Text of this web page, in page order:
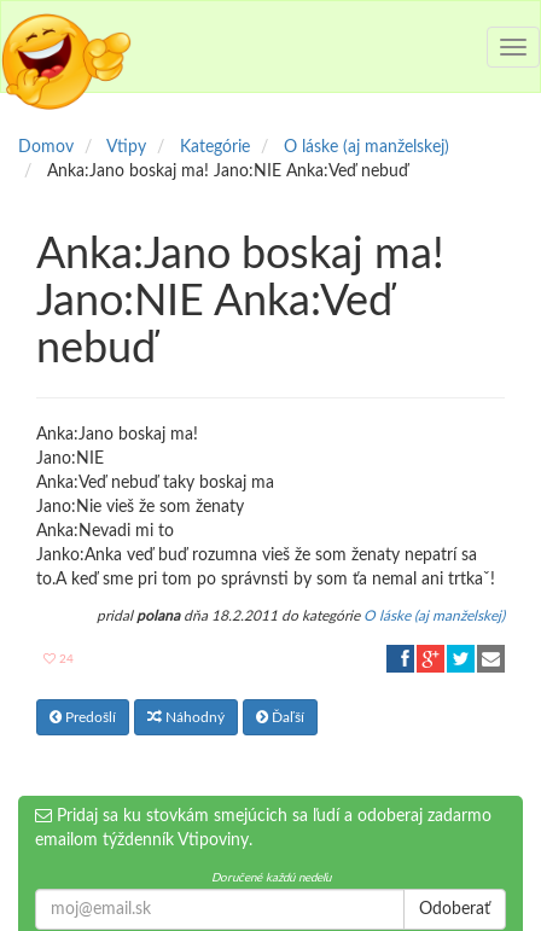
Domov Vtipy Kategórie
O láske (aj manželskej)
Anka:Jano boskaj ma! Jano:NIE Anka:Veď nebuď
Anka:Jano boskaj ma!
Jano:NIE Anka:Veď
nebuď
Anka:Jano boskaj ma!
Jano:NIE
Anka:Veď nebuď taky boskaj ma
Jano:Nie vieš že som ženaty
Anka:Nevadi mi to
Janko:Anka veď buď rozumna vieš že som ženaty nepatrí sa
to.A keď sme pri tom po správnsti by som ťa nemal ani trtkaˇ!
pridal polanadňa 18.2.2011 do kategórie O láske (aj manželskej)
24
Predošlí Náhodný Ďaľší
Pridaj sa ku stovkám smejúcich sa ľudí a odoberaj zadarmo
emailom týždenník Vtipoviny.
Doručené každú nedeľu
Odoberať